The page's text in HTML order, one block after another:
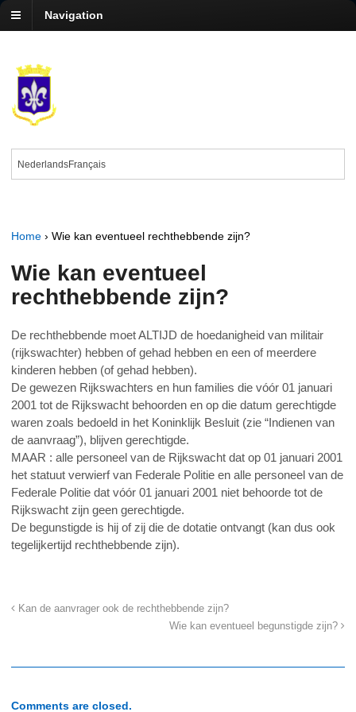
Navigation
NederlandsFrançais
Home › Wie kan eventueel rechthebbende zijn?
Wie kan eventueel
rechthebbende zijn?
De rechthebbende moet ALTIJD de hoedanigheid van militair
(rijkswachter) hebben of gehad hebben en een of meerdere
kinderen hebben (of gehad hebben).
De gewezen Rijkswachters en hun families die vóór 01 januari
2001 tot de Rijkswacht behoorden en op die datum gerechtigde
waren zoals bedoeld in het Koninklijk Besluit (zie “Indienen van
de aanvraag”), blijven gerechtigde.
MAAR : alle personeel van de Rijkswacht dat op 01 januari 2001
het statuut verwierf van Federale Politie en alle personeel van de
Federale Politie dat vóór 01 januari 2001 niet behoorde tot de
Rijkswacht zijn geen gerechtigde.
De begunstigde is hij of zij die de dotatie ontvangt (kan dus ook
tegelijkertijd rechthebbende zijn).
Kan de aanvrager ook de rechthebbende zijn?
Wie kan eventueel begunstigde zijn?
Comments are closed.